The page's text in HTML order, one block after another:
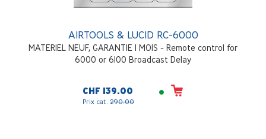
AIRTOOLS & LUCID RC-6000
MATERIEL NEUF, GARANTIE 1 MOIS - Remote control for
6000 or 6100 Broadcast Delay
CHF 139.00
Prix cat. 290.00